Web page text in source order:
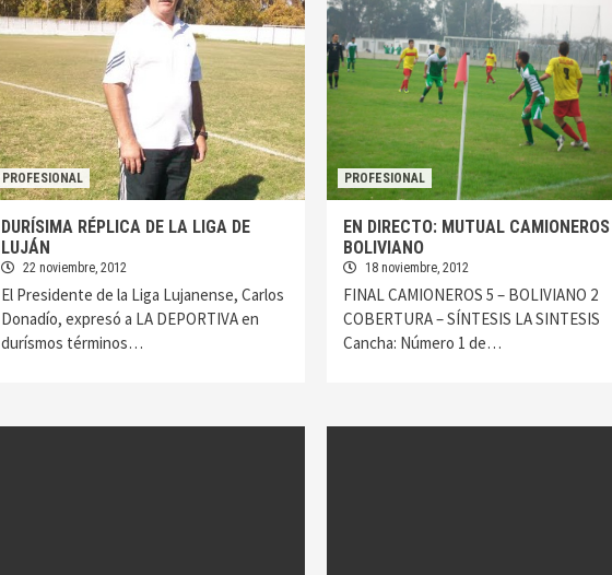
PROFESIONAL
DURÍSIMA RÉPLICA DE LA LIGA DE
LUJÁN
22 noviembre, 2012
El Presidente de la Liga Lujanense, Carlos
Donadío, expresó a LA DEPORTIVA en
durísmos términos…
PROFESIONAL
EN DIRECTO: MUTUAL
BOLIVIANO
18 noviembre, 2012
FINAL CAMIONEROS 5 – BOLIVIANO 2
COBERTURA – SÍNTESIS LA SINTESIS
Cancha: Número 1 de…